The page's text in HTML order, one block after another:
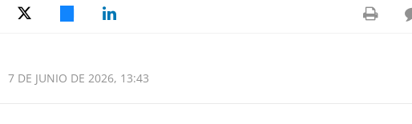
7 DE JUNIO DE 2026, 13:43